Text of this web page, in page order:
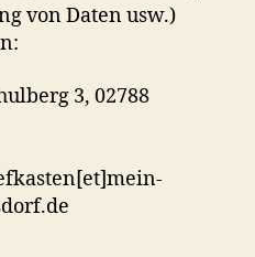
von Daten usw.)
3, 02788